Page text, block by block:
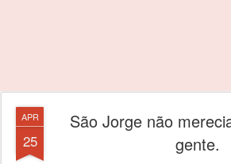
APR
25
São Jorge não
gente.